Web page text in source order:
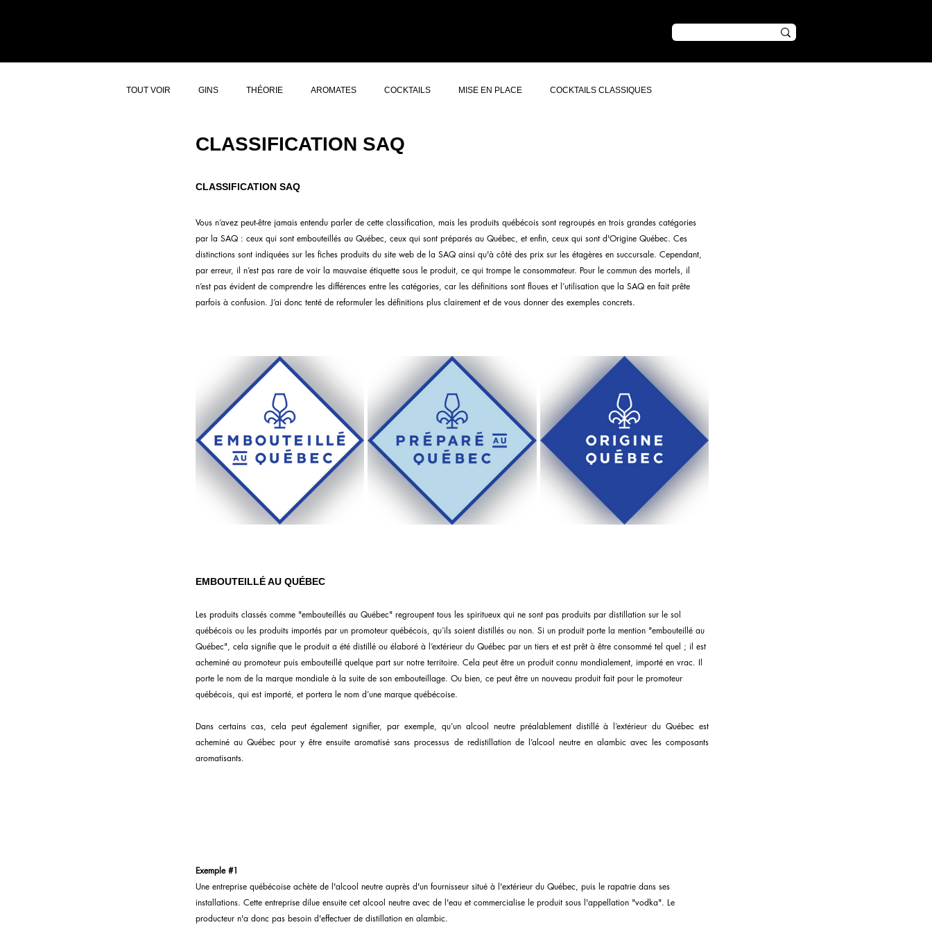
TOUT VOIR GINS THÉORIE AROMATES COCKTAILS MISE EN PLACE COCKTAILS CLASSIQUES
CLASSIFICATION SAQ
CLASSIFICATION SAQ
Vous n’avez peut-être jamais entendu parler de cette classification, mais les produits québécois sont regroupés en trois grandes catégories
par la SAQ : ceux qui sont embouteillés au Québec, ceux qui sont préparés au Québec, et enfin, ceux qui sont d'Origine Québec. Ces
distinctions sont indiquées sur les fiches produits du site web de la SAQ ainsi qu'à côté des prix sur les étagères en succursale. Cependant,
par erreur, il n’est pas rare de voir la mauvaise étiquette sous le produit, ce qui trompe le consommateur. Pour le commun des mortels, il
n’est pas évident de comprendre les différences entre les catégories, car les définitions sont floues et l’utilisation que la SAQ en fait prête
parfois à confusion. J’ai donc tenté de reformuler les définitions plus clairement et de vous donner des exemples concrets.
EMBOUTEILLÉ AU QUÉBEC
Les produits classés comme "embouteillés au Québec" regroupent tous les spiritueux qui ne sont pas produits par distillation sur le sol
québécois ou les produits importés par un promoteur québécois, qu’ils soient distillés ou non. Si un produit porte la mention "embouteillé au
Québec", cela signifie que le produit a été distillé ou élaboré à l’extérieur du Québec par un tiers et est prêt à être consommé tel quel ; il est
acheminé au promoteur puis embouteillé quelque part sur notre territoire. Cela peut être un produit connu mondialement, importé en vrac. Il
porte le nom de la marque mondiale à la suite de son embouteillage. Ou bien, ce peut être un nouveau produit fait pour le promoteur
québécois, qui est importé, et portera le nom d’une marque québécoise.
Dans certains cas, cela peut également signifier, par exemple, qu’un alcool neutre préalablement distillé à l’extérieur du Québec est
acheminé au Québec pour y être ensuite aromatisé sans processus de redistillation de l’alcool neutre en alambic avec les composants
aromatisants.
Exemple #1
Une entreprise québécoise achète de l'alcool neutre auprès d'un fournisseur situé à l'extérieur du Québec, puis le rapatrie dans ses
installations. Cette entreprise dilue ensuite cet alcool neutre avec de l'eau et commercialise le produit sous l'appellation "vodka". Le
producteur n'a donc pas besoin d'effectuer de distillation en alambic.